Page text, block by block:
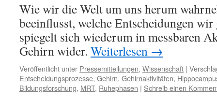
Wie wir die Welt um uns herum
beeinflusst, welche Entscheidungen wir
spiegelt sich wiederum in messbaren
Gehirn wider. Weiterlesen →
Veröffentlicht unter Pressemitteilungen, Wissenschaft |
Entscheidungsprozesse, Gehirn, Gehirnaktivitäten,
Bildungsforschung, MRT, Ruhephasen | Schreib einen